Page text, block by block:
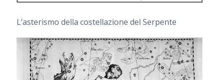
L’asterismo della costellazione del Serpente